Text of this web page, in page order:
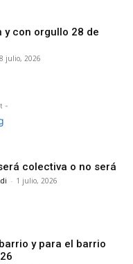
y con orgullo 28 de
julio, 2026
-
colectiva o no será
- 1 julio, 2026
y para el barrio